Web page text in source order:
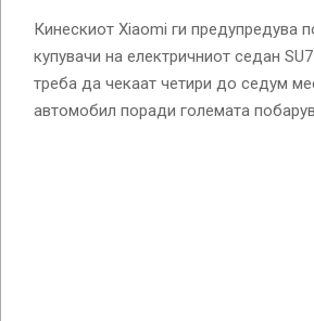
Кинескиот Xiaomi ги предупредува
купувачи на електричниот седан
треба да чекаат четири до седум
автомобил поради големата